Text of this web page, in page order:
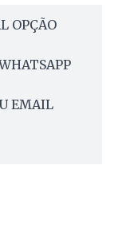
OPÇÃO
EMAIL